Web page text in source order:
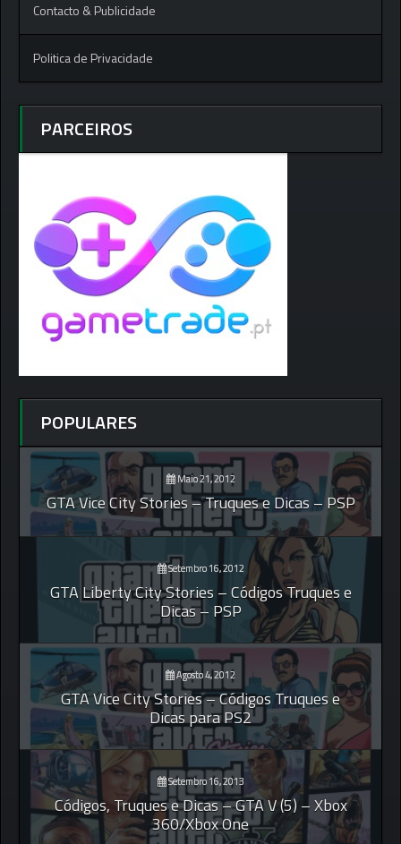
Contacto & Publicidade
Politica de Privacidade
PARCEIROS
POPULARES
Maio 21, 2012
GTA Vice City Stories – Truques e Dicas – PSP
Setembro 16, 2012
GTA Liberty City Stories – Códigos Truques e
Dicas – PSP
Agosto 4, 2012
GTA Vice City Stories – Códigos Truques e
Dicas para PS2
Setembro 16, 2013
Códigos, Truques e Dicas – GTA V (5) – Xbox
360/Xbox One